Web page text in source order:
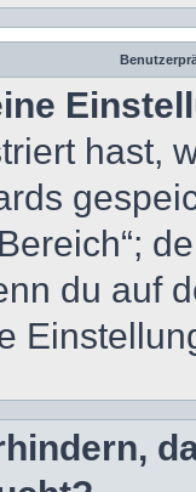
hast,
du auf